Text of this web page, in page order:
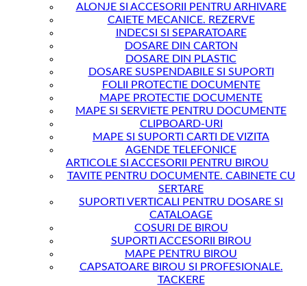
ALONJE SI ACCESORII PENTRU ARHIVARE
CAIETE MECANICE. REZERVE
INDECSI SI SEPARATOARE
DOSARE DIN CARTON
DOSARE DIN PLASTIC
DOSARE SUSPENDABILE SI SUPORTI
FOLII PROTECTIE DOCUMENTE
MAPE PROTECTIE DOCUMENTE
MAPE SI SERVIETE PENTRU DOCUMENTE
CLIPBOARD-URI
MAPE SI SUPORTI CARTI DE VIZITA
AGENDE TELEFONICE
ARTICOLE SI ACCESORII PENTRU BIROU
TAVITE PENTRU DOCUMENTE. CABINETE CU
SERTARE
SUPORTI VERTICALI PENTRU DOSARE SI
CATALOAGE
COSURI DE BIROU
SUPORTI ACCESORII BIROU
MAPE PENTRU BIROU
CAPSATOARE BIROU SI PROFESIONALE.
TACKERE